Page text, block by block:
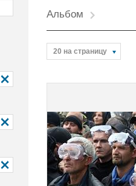
Альбом
20 на страницу